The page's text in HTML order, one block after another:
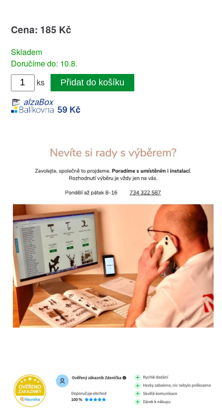
Cena: 185 Kč
Skladem
Doručíme do: 10.8.
ks
Přidat do košíku